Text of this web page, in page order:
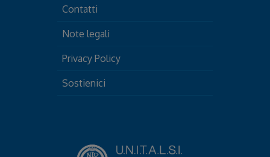
Contatti
Note legali
Privacy Policy
Sostienici